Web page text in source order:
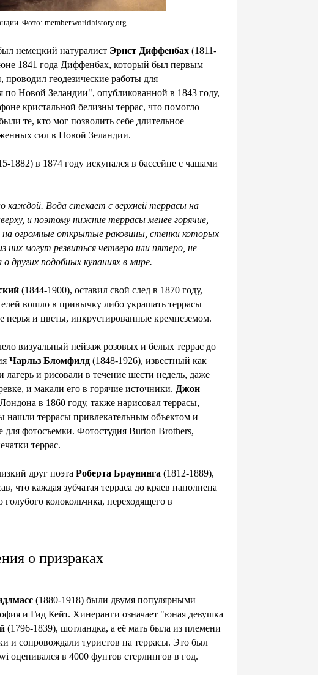
Фото: member.worldhistory.org
немецкий натуралист Эрнст Диффенбах (1811-
1841 года Диффенбах, который был первым
геодезические работы для
Новой Зеландии", опубликованной в 1843 году,
кристальной белизны террас, что помогло
те, кто мог позволить себе длительное
сил в Новой Зеландии.
1882) в 1874 году искупался в бассейне с чашами
каждой. Вода стекает с верхней террасы на
и поэтому нижние террасы менее горячие,
огромные открытые раковины, стенки которых
могут резвиться четверо или пятеро, не
других подобных купаниях в мире.
(1844-1900), оставил свой след в 1870 году,
вошло в привычку либо украшать террасы
перья и цветы, инкрустированные кремнеземом.
визуальный пейзаж розовых и белых террас до
Чарльз Бломфилд (1848-1926), известный как
и рисовали в течение шести недель, даже
и макали его в горячие источники. Джон
в 1860 году, также нарисовал террасы,
нашли террасы привлекательным объектом и
для фотосъемки. Фотостудия Burton Brothers,
террас.
друг поэта Роберта Браунинга (1812-1889),
что каждая зубчатая терраса до краев наполнена
колокольчика, переходящего в
о призраках
(1880-1918) были двумя популярными
и Гид Кейт. Хинеранги означает "юная девушка
(1796-1839), шотландка, а её мать была из племени
и сопровождали туристов на террасы. Это был
оценивался в 4000 фунтов стерлингов в год.